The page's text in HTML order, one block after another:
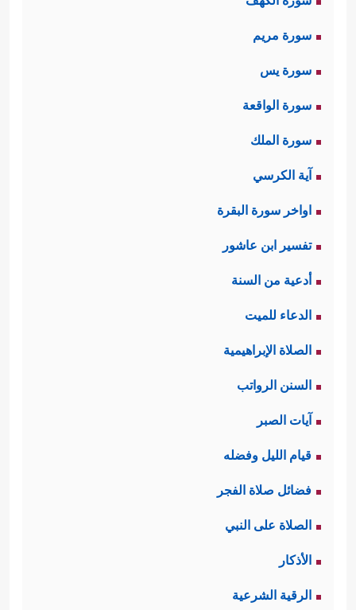
سورة مريم
سورة يس
سورة الواقعة
سورة الملك
آية الكرسي
اواخر سورة البقرة
تفسير ابن عاشور
أدعية من السنة
الدعاء للميت
الصلاة الإبراهيمية
السنن الرواتب
آيات الصبر
قيام الليل وفضله
فضائل صلاة الفجر
الصلاة على النبي
الأذكار
الرقية الشرعية